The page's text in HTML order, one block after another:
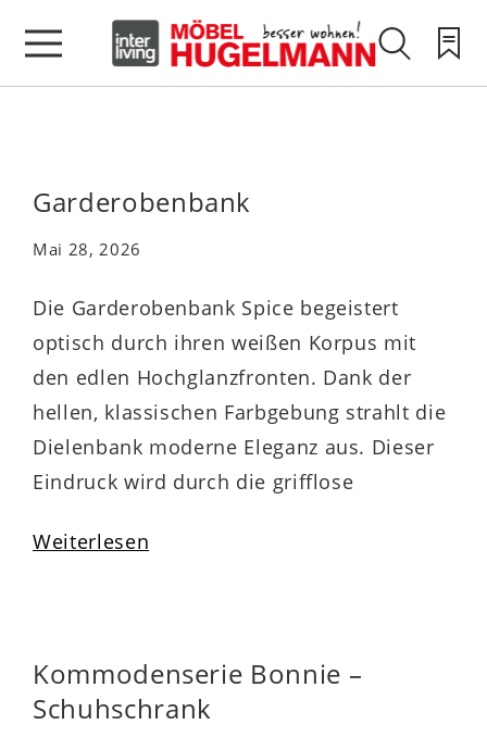
Garderobenbank
Mai 28, 2026
Die Garderobenbank Spice begeistert
optisch durch ihren weißen Korpus mit
den edlen Hochglanzfronten. Dank der
hellen, klassischen Farbgebung strahlt die
Dielenbank moderne Eleganz aus. Dieser
Eindruck wird durch die grifflose
unterstrichen. Hinter den beiden Türen
Weiterlesen
Kommodenserie Bonnie –
Schuhschrank